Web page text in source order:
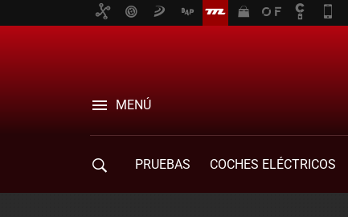
MENÚ
PRUEBAS COCHES ELÉCTRICOS